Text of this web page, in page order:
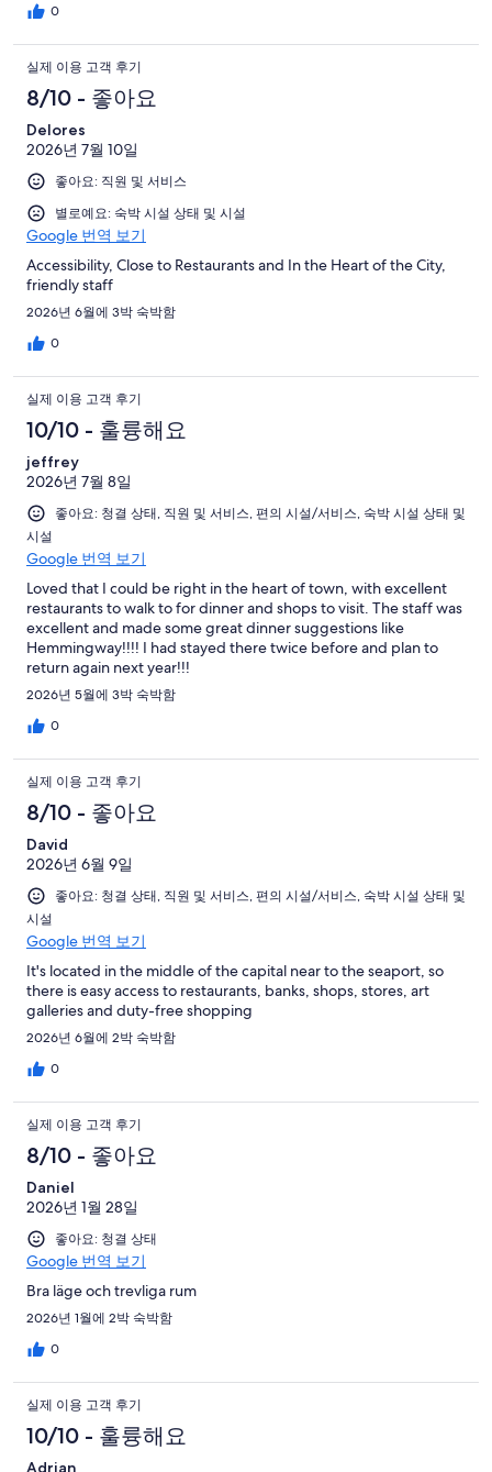
35
개
0
실제 이용 고객 후기
8/10 - 좋아요
Delores
2026년 7월 10일
좋아요: 직원 및 서비스
별로예요: 숙박 시설 상태 및 시설
Google 번역 보기
Accessibility, Close to Restaurants and In the Heart of the City,
friendly staff
2026년 6월에 3박 숙박함
0
실제 이용 고객 후기
10/10 - 훌륭해요
jeffrey
2026년 7월 8일
좋아요: 청결 상태, 직원 및 서비스, 편의 시설/서비스, 숙박 시설 상태 및
시설
Google 번역 보기
Loved that I could be right in the heart of town, with excellent
restaurants to walk to for dinner and shops to visit. The staff was
excellent and made some great dinner suggestions like
Hemmingway!!!! I had stayed there twice before and plan to
return again next year!!!
2026년 5월에 3박 숙박함
0
실제 이용 고객 후기
8/10 - 좋아요
David
2026년 6월 9일
좋아요: 청결 상태, 직원 및 서비스, 편의 시설/서비스, 숙박 시설 상태 및
시설
Google 번역 보기
It's located in the middle of the capital near to the seaport, so
there is easy access to restaurants, banks, shops, stores, art
galleries and duty-free shopping
2026년 6월에 2박 숙박함
0
실제 이용 고객 후기
8/10 - 좋아요
Daniel
2026년 1월 28일
좋아요: 청결 상태
Google 번역 보기
Bra läge och trevliga rum
2026년 1월에 2박 숙박함
0
실제 이용 고객 후기
10/10 - 훌륭해요
Adrian